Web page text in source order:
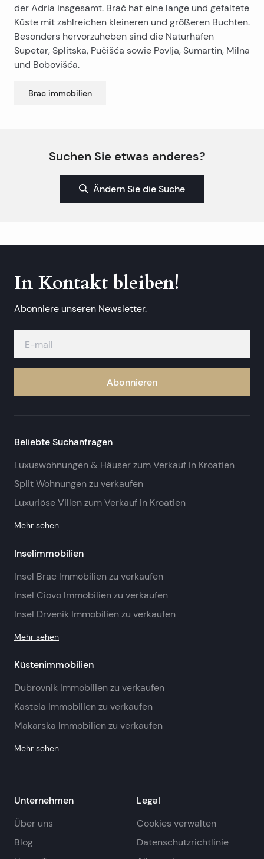
der Adria insgesamt. Brač hat eine lange und gefaltete
Küste mit zahlreichen kleineren und größeren Buchten.
Besonders hervorzuheben sind die Naturhäfen
Supetar, Splitska, Pučišća sowie Povlja, Sumartin, Milna
und Bobovišća.
Brac immobilien
Suchen Sie etwas anderes?
Ändern Sie die Suche
In Kontakt bleiben!
Abonniere unseren Newsletter.
Abonnieren
Beliebte Suchanfragen
Luxuswohnungen & Häuser zum Verkauf in Kroatien
Split Wohnungen zu verkaufen
Luxuriöse Villen zum Verkauf in Kroatien
Mehr sehen
Inselimmobilien
Insel Brac Immobilien zu verkaufen
Insel Ciovo Immobilien zu verkaufen
Insel Drvenik Immobilien zu verkaufen
Mehr sehen
Küstenimmobilien
Dubrovnik Immobilien zu verkaufen
Kastela Immobilien zu verkaufen
Makarska Immobilien zu verkaufen
Mehr sehen
Unternehmen
Über uns
Blog
Legal
Cookies verwalten
Datenschutzrichtlinie